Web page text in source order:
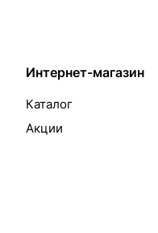
Интернет-магазин
Каталог
Акции